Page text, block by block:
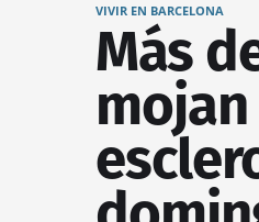
VIVIR EN BARCELONA
Más